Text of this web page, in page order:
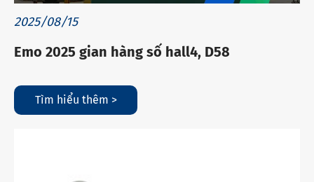
2025/08/15
Emo 2025 gian hàng số hall4, D58
Tìm hiểu thêm >